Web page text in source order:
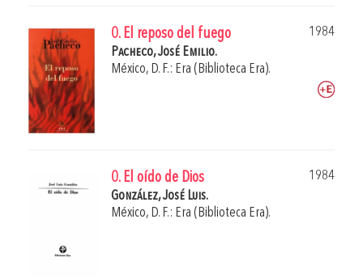
0. El reposo del fuego
1984
Pacheco, José Emilio.
México, D. F.: Era (Biblioteca Era).
0. El oído de Dios
1984
González, José Luis.
México, D. F.: Era (Biblioteca Era).